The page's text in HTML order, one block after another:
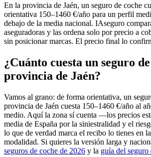
En la provincia de Jaén, un seguro de coche
orientativa 150–1460 €/año para un perfil
debajo de la media nacional. IAseguro
aseguradoras y las ordena solo por precio a
sin posicionar marcas. El precio final lo
¿Cuánto cuesta un seguro
provincia de Jaén?
Vamos al grano: de forma orientativa, un
provincia de Jaén cuesta 150–1460 €/año al
medio. Aquí la zona sí cuenta —los precios
media de España por la siniestralidad y el
lo que de verdad marca el recibo lo tienes en
modalidad. Si quieres la versión larga y
seguros de coche de 2026 y la guía del seguro